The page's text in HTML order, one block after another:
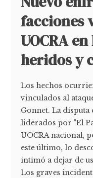
facciones
UOCRA
heridos y
Los hechos
vinculados al
Gonnet. La disputa
liderados por "El
UOCRA nacional,
este último, lo
intimó a dejar de
Los graves